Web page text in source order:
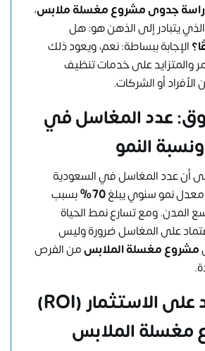
جدوى مشروع مغسلة ملابس،
يتبادر إلى الذهن هو: هل
الإجابة ببساطة: نعم، ويعود ذلك
والمتزايد على خدمات تنظيف
أو الشركات.
عدد المغاسل في
النمو
أن عدد المغاسل في السعودية
نمو سنوي يبلغ70%
بسبب
المدن. ومع تسارع نمط الحياة
على المغاسل ضرورة وليس
مشروع مغسلة الملابسمن الفرص
نسبة العائد على الاستثمار (ROI)
الملابس